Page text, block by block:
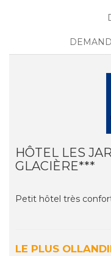
HÔTEL LES
GLACIÈRE***
Petit hôtel très
LE PLUS